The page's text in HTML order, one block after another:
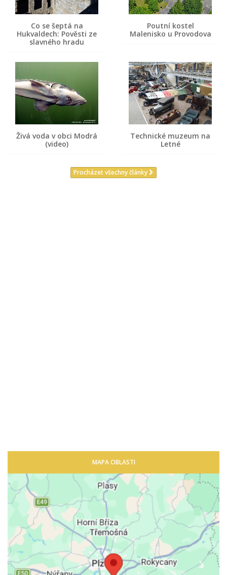
Co se šeptá na
Hukvaldech: Pověsti ze
slavného hradu
Poutní kostel
Malenisko u Provodova
Živá voda v obci Modrá
(video)
Technické muzeum na
Letné
Procházet všechny články
MAPA OBLASTI